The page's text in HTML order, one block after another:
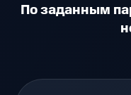
По заданным